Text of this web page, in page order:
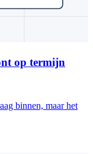
op termijn
binnen, maar het